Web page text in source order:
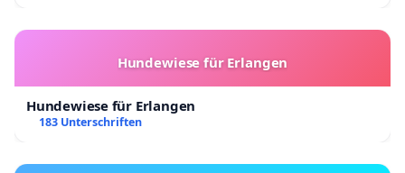
Hundewiese für Erlangen
Hundewiese für Erlangen
183 Unterschriften